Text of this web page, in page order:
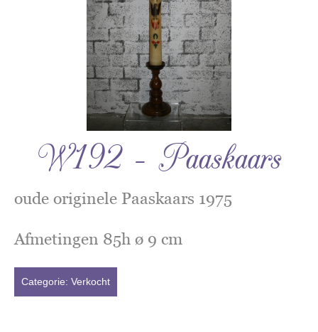
W192 – Paaskaars
oude originele Paaskaars 1975
Afmetingen 85h ø 9 cm
Categorie: Verkocht